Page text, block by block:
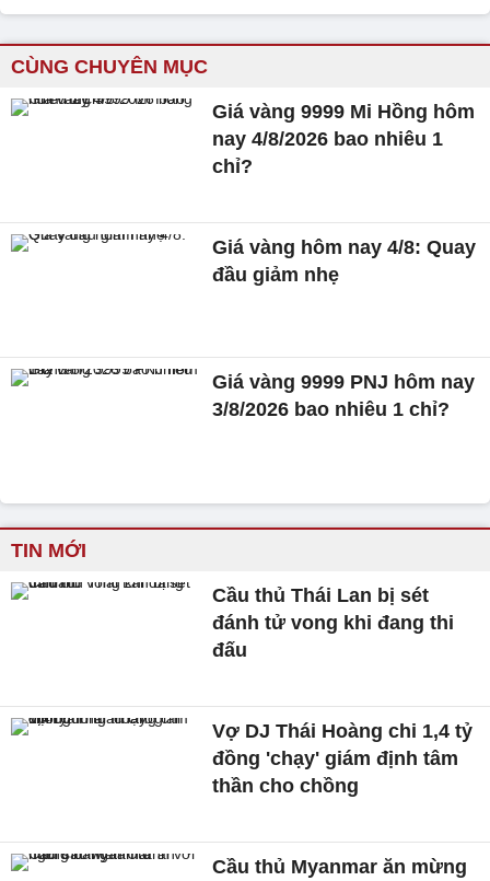
CÙNG CHUYÊN MỤC
Giá vàng 9999 Mi Hồng hôm
nay 4/8/2026 bao nhiêu 1
chỉ?
Giá vàng hôm nay 4/8: Quay
đầu giảm nhẹ
Giá vàng 9999 PNJ hôm nay
3/8/2026 bao nhiêu 1 chỉ?
TIN MỚI
Cầu thủ Thái Lan bị sét
đánh tử vong khi đang thi
đấu
Vợ DJ Thái Hoàng chi 1,4 tỷ
đồng 'chạy' giám định tâm
thần cho chồng
Cầu thủ Myanmar ăn mừng